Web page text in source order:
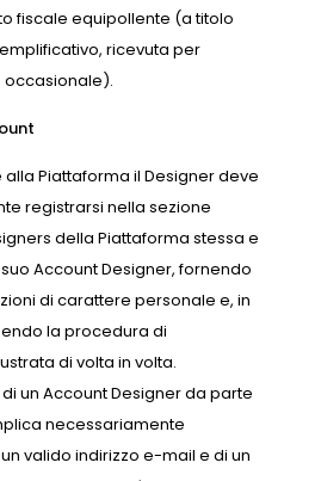
fiscale equipollente (a titolo
ricevuta per
Piattaforma il Designer deve
registrarsi nella sezione
della Piattaforma stessa e
Account Designer, fornendo
di carattere personale e, in
la procedura di
di volta in volta.
un Account Designer da parte
necessariamente
valido indirizzo e-mail e di un